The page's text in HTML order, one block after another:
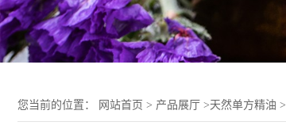
您当前的位置： 网站首页 > 产品展厅 >天然单方精油 >